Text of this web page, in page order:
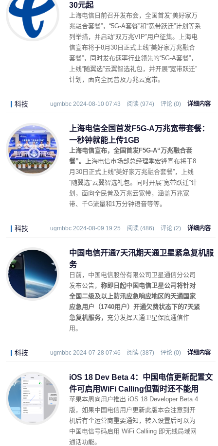
30元起
上海电信日前召开发布会，全国首发“美好家万
兆融合套餐”，“5G-A套餐”和“宽带跃迁”计划等系
列举措，并启动“双万兆VIP”用户征集。上海电
信宣布将于8月30日正式上线“美好家万兆融合
套餐”，同时发布速率行业领先的“5G-A套餐”，
上线“随翼选”云翼智选礼包，并开展“宽带跃迁”
计划，面向全民普及万兆云宽带。
科技 ugmbbc 2024-08-10 07:43 阅读 (974) 评论 (0) 详细内容
上海电信全国首发F5G-A万兆宽带套餐：
一秒钟就能上传1GB
上海电信宣布，全国首发F5G-A“万兆融合套
餐”。
上海电信市场部总经理季宏锋宣布将于8
月30日正式上线“美好家万兆融合套餐”，上线
“随翼选”云翼智选礼包。同时开展“宽带跃迁”计
划，面向全民普及万兆云宽带，涵盖万兆宽
带、千G流量和1万分钟语音等等。
科技 ugmbbc 2024-08-09 19:25 阅读 (486) 评论 (2) 详细内容
中国电信开通7天汛期天通卫星紧急复机服
务
日前，中国电信股份有限公司卫星通信分公司
发布公告， 称即日起中国电信卫星公司将针对
全国二级及以上防汛应急响应地区的天通国家
应急用户（1740用户）开通欠费状态下的7天紧
急复机服务， 充分发挥天通卫星保底通信作
用。
科技 ugmbbc 2024-07-28 07:46 阅读 (387) 评论 (0) 详细内容
iOS 18 Dev Beta 4：中国电信更新配置文
件可启用WiFi Calling但暂时还不能用
苹果本周向用户推出 iOS 18 Developer Beta 4
版，如果中国电信用户更新此版本会注意到开
机后有个运营商重要通知，转入设置后可以为
中国电信号码启用 WiFi Calliing 即无线局域网
通话功能。